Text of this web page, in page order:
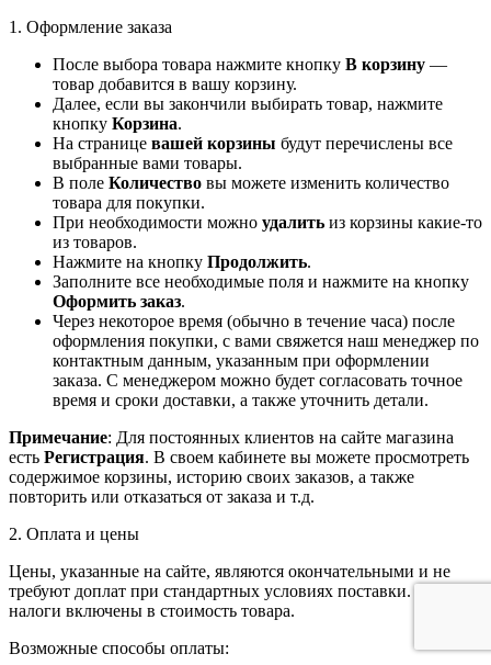
1. Оформление заказа
После выбора товара нажмите кнопку В корзину —
товар добавится в вашу корзину.
Далее, если вы закончили выбирать товар, нажмите
кнопку Корзина.
На странице вашей корзины будут перечислены все
выбранные вами товары.
В поле Количество вы можете изменить количество
товара для покупки.
При необходимости можно удалить из корзины какие-то
из товаров.
Нажмите на кнопку Продолжить.
Заполните все необходимые поля и нажмите на кнопку
Оформить заказ.
Через некоторое время (обычно в течение часа) после
оформления покупки, с вами свяжется наш менеджер по
контактным данным, указанным при оформлении
заказа. С менеджером можно будет согласовать точное
время и сроки доставки, а также уточнить детали.
Примечание: Для постоянных клиентов на сайте магазина
есть Регистрация. В своем кабинете вы можете просмотреть
содержимое корзины, историю своих заказов, а также
повторить или отказаться от заказа и т.д.
2. Оплата и цены
Цены, указанные на сайте, являются окончательными и не
требуют доплат при стандартных условиях поставки. Все
налоги включены в стоимость товара.
Возможные способы оплаты: